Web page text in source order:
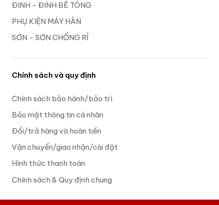
ĐINH - ĐINH BÊ TÔNG
PHỤ KIỆN MÁY HÀN
SƠN - SƠN CHỐNG RỈ
Chính sách và quy định
Chính sách bảo hành/bảo trì
Bảo mật thông tin cá nhân
Đổi/trả hàng và hoàn tiền
Vận chuyển/giao nhận/cài đặt
Hình thức thanh toán
Chính sách & Quy định chung